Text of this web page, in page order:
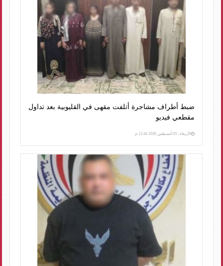
ضبط أطراف مشاجرة أتلفت مقهى في القليوبية بعد تداول
مقطعي فيديو
الأربعاء، 05 أغسطس 2026 12:44 م